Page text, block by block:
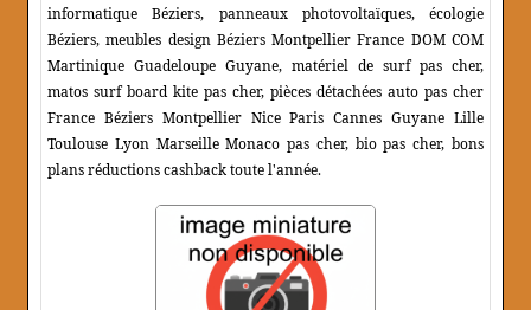
informatique Béziers, panneaux photovoltaïques, écologie
Béziers, meubles design Béziers Montpellier France DOM COM
Martinique Guadeloupe Guyane, matériel de surf pas cher,
matos surf board kite pas cher, pièces détachées auto pas cher
France Béziers Montpellier Nice Paris Cannes Guyane Lille
Toulouse Lyon Marseille Monaco pas cher, bio pas cher, bons
plans réductions cashback toute l'année.